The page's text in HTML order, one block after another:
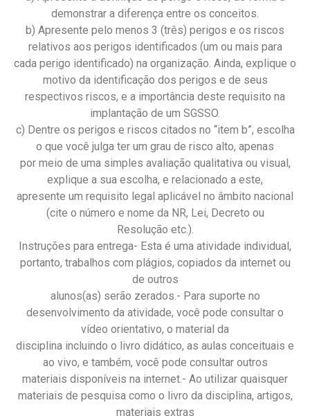
demonstrar a diferença entre os conceitos.
b) Apresente pelo menos 3 (três) perigos e os riscos
relativos aos perigos identificados (um ou mais para
cada perigo identificado) na organização. Ainda, explique o
motivo da identificação dos perigos e de seus
respectivos riscos, e a importância deste requisito na
implantação de um SGSSO.
c) Dentre os perigos e riscos citados no “item b”, escolha
o que você julga ter um grau de risco alto, apenas
por meio de uma simples avaliação qualitativa ou visual,
explique a sua escolha, e relacionado a este,
apresente um requisito legal aplicável no âmbito nacional
(cite o número e nome da NR, Lei, Decreto ou
Resolução etc.).
Instruções para entrega- Esta é uma atividade individual,
portanto, trabalhos com plágios, copiados da internet ou
de outros
alunos(as) serão zerados.- Para suporte no
desenvolvimento da atividade, você pode consultar o
vídeo orientativo, o material da
disciplina incluindo o livro didático, as aulas conceituais e
ao vivo, e também, você pode consultar outros
materiais disponíveis na internet.- Ao utilizar quaisquer
materiais de pesquisa como o livro da disciplina, artigos,
materiais extras